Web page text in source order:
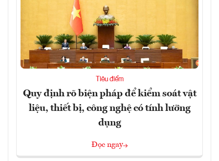
Tiêu điểm
Quy định rõ biện pháp để kiểm soát vật
liệu, thiết bị, công nghệ có tính lưỡng
dụng
Đọc ngay